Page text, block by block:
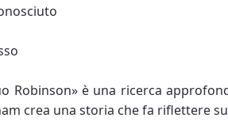
Robinson» è una ricerca
crea una storia che fa riflettere